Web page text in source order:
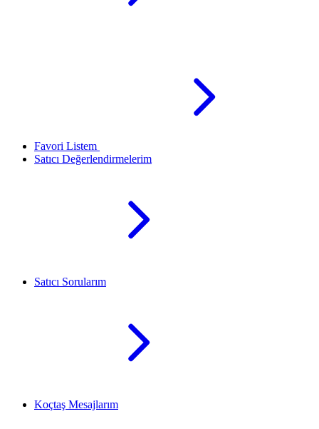
Favori Listem
Satıcı Değerlendirmelerim
Satıcı Sorularım
Koçtaş Mesajlarım